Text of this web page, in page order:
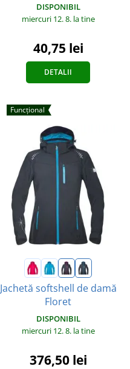
DISPONIBIL
miercuri 12. 8. la tine
40,75 lei
DETALII
Funcțional
Jachetă softshell de damă
Floret
DISPONIBIL
miercuri 12. 8. la tine
376,50 lei